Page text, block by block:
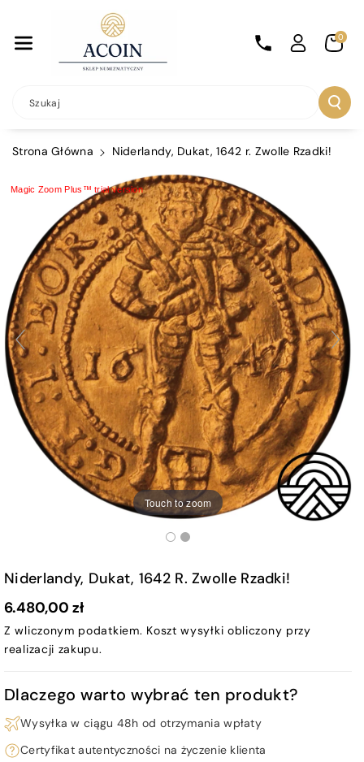
Szukaj
0
Strona Główna Niderlandy, Dukat, 1642 r. Zwolle Rzadki!
Magic Zoom Plus™ trial version
Touch to zoom
Niderlandy, Dukat, 1642 R. Zwolle Rzadki!
6.480,00 zł
Z wliczonym podatkiem. Koszt wysyłki obliczony przy
realizacji zakupu.
Dlaczego warto wybrać ten produkt?
Wysyłka w ciągu 48h od otrzymania wpłaty
Certyfikat autentyczności na życzenie klienta